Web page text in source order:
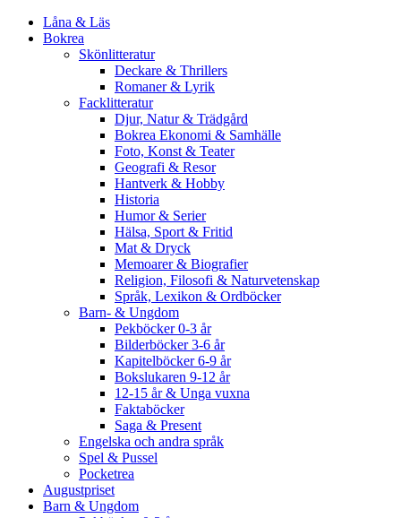
Låna & Läs
Bokrea
Skönlitteratur
Deckare & Thrillers
Romaner & Lyrik
Facklitteratur
Djur, Natur & Trädgård
Bokrea Ekonomi & Samhälle
Foto, Konst & Teater
Geografi & Resor
Hantverk & Hobby
Historia
Humor & Serier
Hälsa, Sport & Fritid
Mat & Dryck
Memoarer & Biografier
Religion, Filosofi & Naturvetenskap
Språk, Lexikon & Ordböcker
Barn- & Ungdom
Pekböcker 0-3 år
Bilderböcker 3-6 år
Kapitelböcker 6-9 år
Bokslukaren 9-12 år
12-15 år & Unga vuxna
Faktaböcker
Saga & Present
Engelska och andra språk
Spel & Pussel
Pocketrea
Augustpriset
Barn & Ungdom